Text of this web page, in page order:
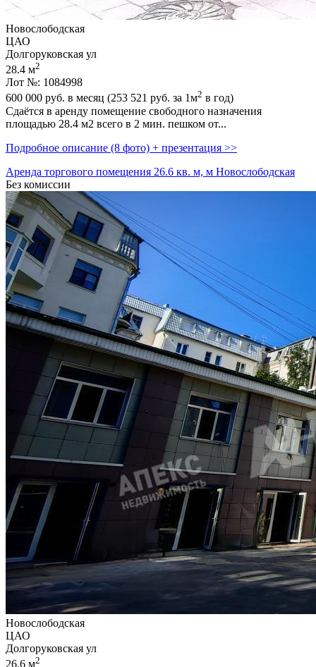
Новослободская
ЦАО
Долгоруковская ул
28.4 м2
Лот №: 1084998
600 000 руб. в месяц (253 521 руб. за 1м2 в год)
Сдаётся в аренду помещение свободного назначения
площадью 28.4 м2 всего в 2 мин. пешком от...
Подробное описание (8 фото) + презентация >>
Аренда торгового помещения 26.6 кв. м, м Новослободская
Без комиссии
Новослободская
ЦАО
Долгоруковская ул
26.6 м2